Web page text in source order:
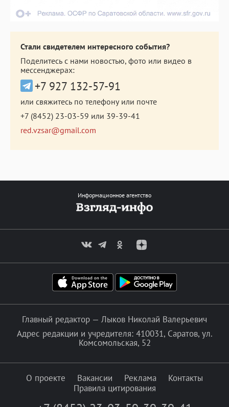
Стали свидетелем интересного события?
Поделитесь с нами новостью, фото или видео в
мессенджерах:
+7 927 132-57-91
или свяжитесь по телефону или почте
+7 (8452) 23-03-59 или 39-39-41
red.vzsar@gmail.com
Информационное агентство
Главный редактор — Лыков Николай Валерьевич
Адрес редакции и учредителя: 410031, Саратов, ул.
Комсомольская, 52
О проекте Вакансии Реклама
Контакты
Правила цитирования